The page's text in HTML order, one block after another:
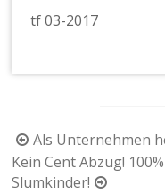
tf 03-2017
Als Unternehmen
Kein Cent Abzug!
Slumkinder!